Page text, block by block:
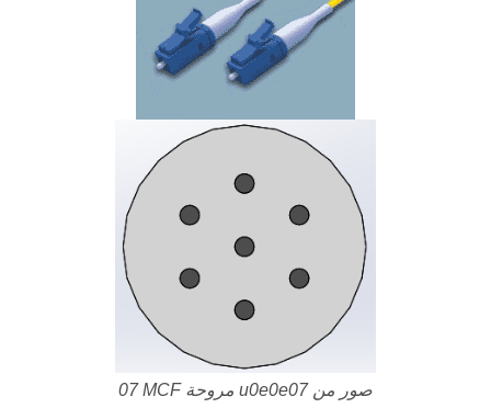
07 MCF مروحة u0e0e07 صور من